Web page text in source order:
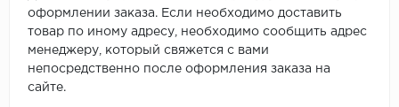
оформлении заказа. Если необходимо доставить
товар по иному адресу, необходимо сообщить адрес
менеджеру, который свяжется с вами
непосредственно после оформления заказа на
сайте.